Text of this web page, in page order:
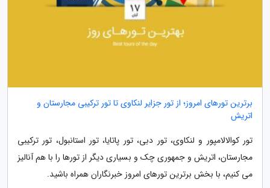
برترین تورهای امروز؛ از تور جزایر لنکاوی تا تور ترکیبی مجارستان و
اتریش
تور کوالالامپور و لنکاوی، تور دبی، تور پاتایا، تور استانبول، تور ترکیبی
مجارستان، اتریش و جمهوری چک و بسیاری دیگر از تورها را با هم آنالیز
می کنیم، با بخش برترین تورهای امروز خبرنگاران همراه باشید.